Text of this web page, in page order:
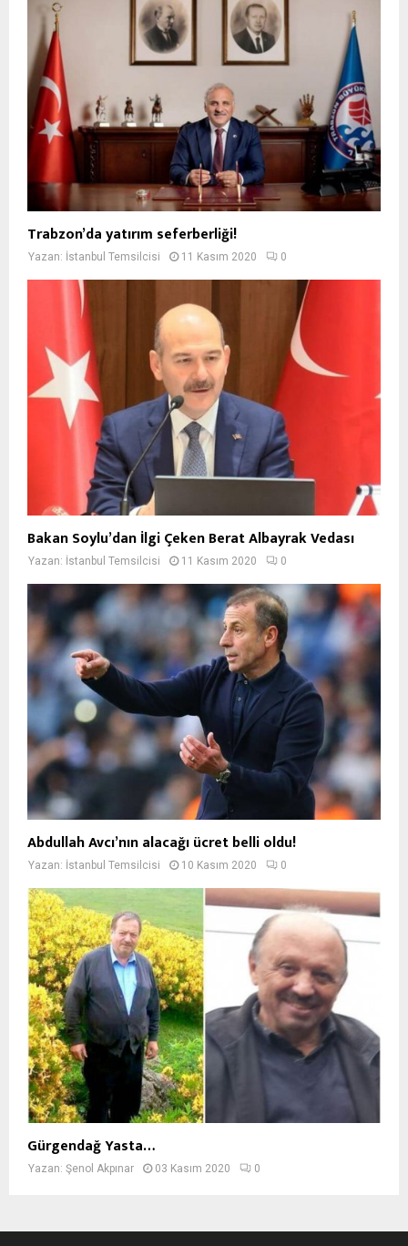
Trabzon’da yatırım seferberliği!
Yazan: İstanbul Temsilcisi 11 Kasım 2020 0
Bakan Soylu’dan İlgi Çeken Berat Albayrak Vedası
Yazan: İstanbul Temsilcisi 11 Kasım 2020 0
Abdullah Avcı’nın alacağı ücret belli oldu!
Yazan: İstanbul Temsilcisi 10 Kasım 2020 0
Gürgendağ Yasta…
Yazan: Şenol Akpınar 03 Kasım 2020 0